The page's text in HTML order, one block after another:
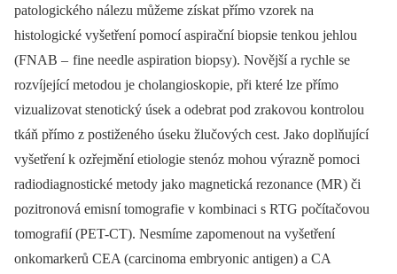
patologického nálezu můžeme získat přímo vzorek na
histologické vyšetření pomocí aspirační bio­psie tenkou jehlou
(FNAB – fine needle aspiration bio­psy). Novější a rychle se
rozvíjející metodou je cholangioskopie, při které lze přímo
vizualizovat stenotický úsek a odebrat pod zrakovou kontrolou
tkáň přímo z postiženého úseku žlučových cest. Jako doplňující
vyšetření k ozřejmění etiologie stenóz mohou výrazně pomoci
radiodia­gnostické metody jako magnetická rezonance (MR) či
pozitronová emisní tomografie v kombinaci s RTG počítačovou
tomografií (PET-CT). Nesmíme zapomenout na vyšetření
onkomarkerů CEA (carcinoma embryonic antigen) a CA